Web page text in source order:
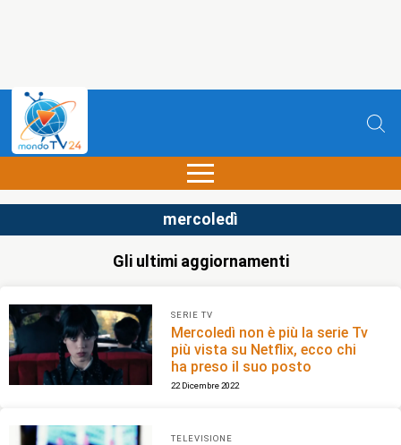
mercoledì
Gli ultimi aggiornamenti
SERIE TV
Mercoledì non è più la serie Tv
più vista su Netflix, ecco chi
ha preso il suo posto
22 Dicembre 2022
TELEVISIONE